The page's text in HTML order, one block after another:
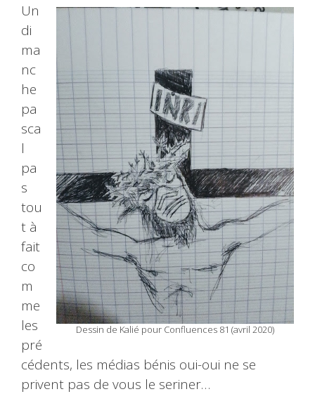
Dessin de Kalié pour Confluences 81 (avril 2020)
Un
di
ma
nc
he
pa
sca
l
pa
s
tou
t à
fait
co
m
me
les
pré
cédents, les médias bénis oui-oui ne se
privent pas de vous le seriner…